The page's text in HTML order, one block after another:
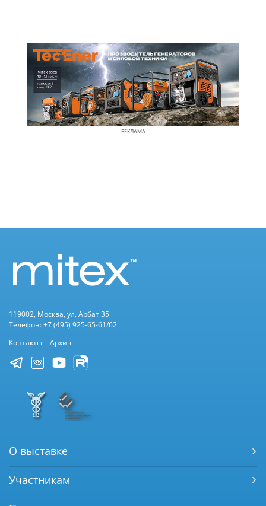
РЕКЛАМА
119002, Москва, ул. Арбат 35
Телефон: +7 (495) 925-65-61/62
Контакты
Архив
О выставке
Участникам